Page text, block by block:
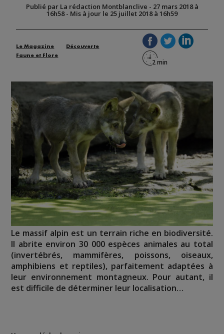
Publié par La rédaction Montblanclive - 27 mars 2018 à
16h58- Mis à jour le 25 juillet 2018 à 16h59
Le Magazine
Découverte
Faune et Flore
Le massif alpin est un terrain riche en biodiversité.
Il abrite environ 30 000 espèces animales au total
(invertébrés, mammifères, poissons, oiseaux,
amphibiens et reptiles), parfaitement adaptées à
leur environnement montagneux. Pour autant, il
est difficile de déterminer leur localisation…